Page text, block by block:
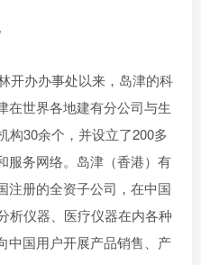
开办办事处以来，岛津的科
在世界各地建有分公司与生
构30余个，并设立了200多
服务网络。岛津（香港）有
注册的全资子公司，在中国
析仪器、医疗仪器在内各种
中国用户开展产品销售、产